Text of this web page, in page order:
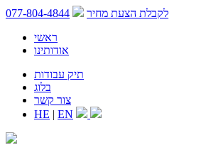
לקבלת הצעת מחיר
077-804-4844
ראשי
אודותינו
תיק עבודות
בלוג
צור קשר
HE | EN